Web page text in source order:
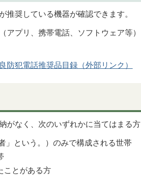
奨している機器が確認できます。
アプリ、携帯電話、ソフトウェア等
犯電話推奨品目録（外部リンク）
がなく、次のいずれかに当てはまる方
」という。）のみで構成される世帯
ことがある方